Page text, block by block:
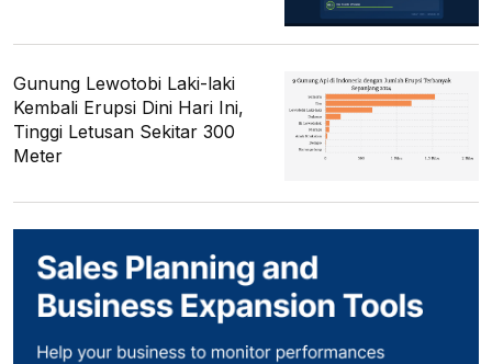
Gunung Lewotobi Laki-laki
Kembali Erupsi Dini Hari Ini,
Tinggi Letusan Sekitar 300
Meter